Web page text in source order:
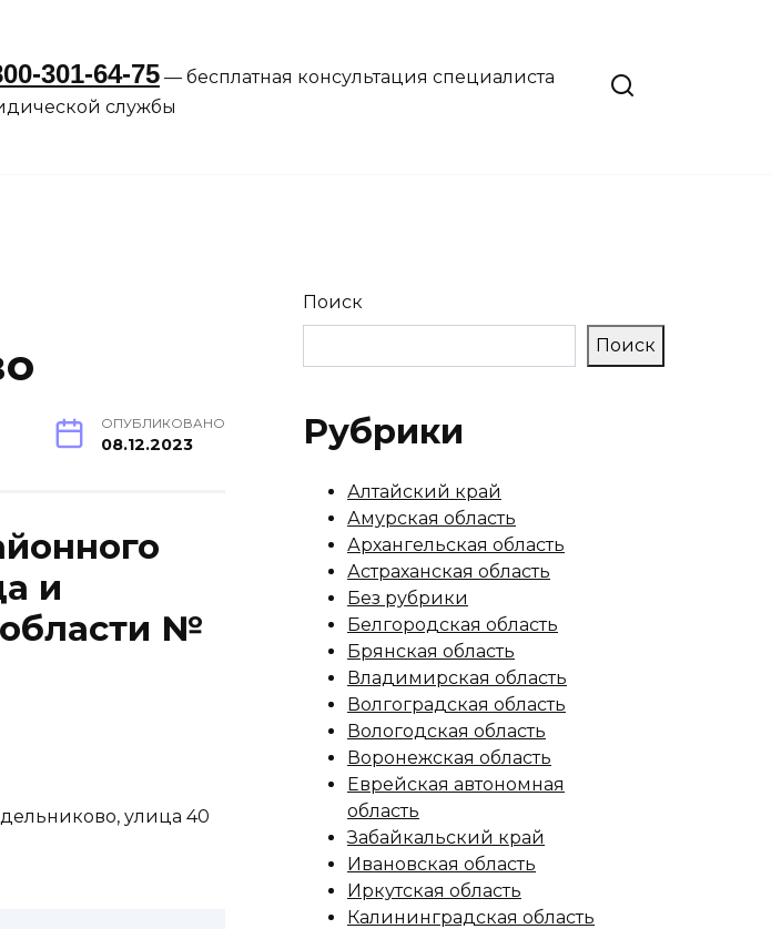
301-64-75— бесплатная консультация специалиста
службы
ОПУБЛИКОВАНО
08.12.2023
и
№
улица 40
Поиск
Поиск
Рубрики
Алтайский край
Амурская область
Архангельская область
Астраханская область
Без рубрики
Белгородская область
Брянская область
Владимирская область
Волгоградская область
Вологодская область
Воронежская область
Еврейская автономная
область
Забайкальский край
Ивановская область
Иркутская область
Калининградская область